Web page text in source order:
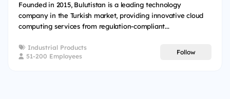
Founded in 2015, Bulutistan is a leading technology
company in the Turkish market, providing innovative cloud
computing services from regulation-compliant...
Industrial Products
51-200 Employees
Follow